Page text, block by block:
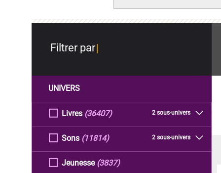
Filtrer par
UNIVERS
Livres 2 sous-univers
(36407)
Sons 2 sous-univers
(11814)
Jeunesse (3837)